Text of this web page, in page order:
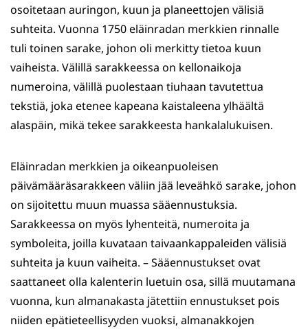
osoitetaan auringon, kuun ja planeettojen välisiä
suhteita. Vuonna 1750 eläinradan merkkien rinnalle
tuli toinen sarake, johon oli merkitty tietoa kuun
vaiheista. Välillä sarakkeessa on kellonaikoja
numeroina, välillä puolestaan tiuhaan tavutettua
tekstiä, joka etenee kapeana kaistaleena ylhäältä
alaspäin, mikä tekee sarakkeesta hankalalukuisen.
Eläinradan merkkien ja oikeanpuoleisen
päivämääräsarakkeen väliin jää leveähkö sarake, johon
on sijoitettu muun muassa sääennustuksia.
Sarakkeessa on myös lyhenteitä, numeroita ja
symboleita, joilla kuvataan taivaankappaleiden välisiä
suhteita ja kuun vaiheita. – Sääennustukset ovat
saattaneet olla kalenterin luetuin osa, sillä muutamana
vuonna, kun almanakasta jätettiin ennustukset pois
niiden epätieteellisyyden vuoksi, almanakkojen